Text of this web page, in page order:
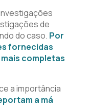
de
do caso. Por
fornecidas
completas
a importância
a má